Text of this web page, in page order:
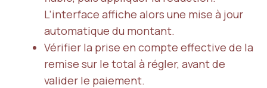
L’interface affiche alors une mise à jour
automatique du montant.
Vérifier la prise en compte effective de la
remise sur le total à régler, avant de
valider le paiement.